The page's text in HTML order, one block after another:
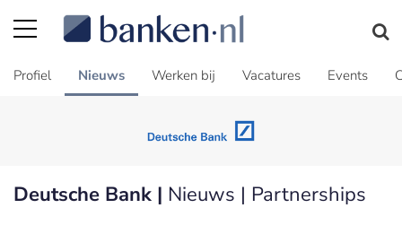
Profiel Nieuws Werken bij Vacatures Events
Deutsche Bank | Nieuws | Partnerships